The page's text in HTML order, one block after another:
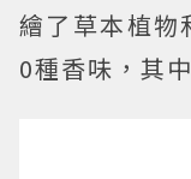
繪了草本植物
0種香味，其